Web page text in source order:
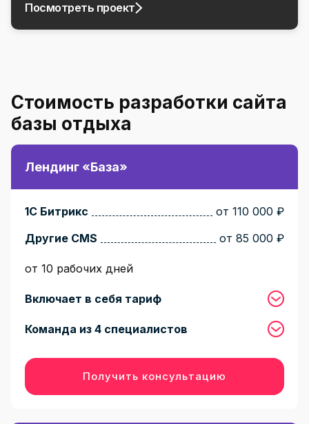
Посмотреть проект
Стоимость разработки сайта
базы отдыха
Лендинг «База»
1С Битрикс
от 110 000 ₽
Другие CMS
от 85 000 ₽
от 10 рабочих дней
Включает в себя тариф
Команда из 4 специалистов
Получить консультацию